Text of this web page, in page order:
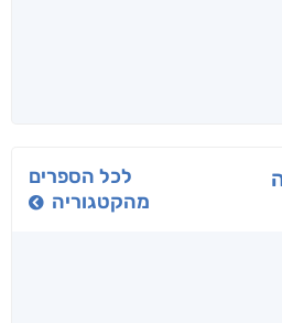
תרדמת
א. פ.